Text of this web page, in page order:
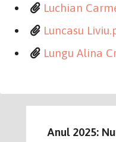
Luchian
Luncasu
Lungu Alina
Anul 2025: